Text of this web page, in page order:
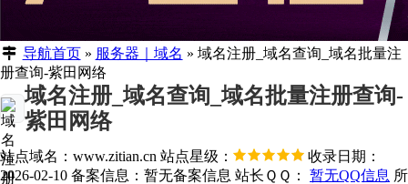
导航首页» 服务器｜域名 » 域名注册_域名查询_域名批量注
册查询-紫田网络
域名注册_域名查询_域名批量注册查询-
紫田网络
站点域名：www.zitian.cn 站点星级：
收录日期：
2026-02-10 备案信息： 暂无备案信息 站长ＱＱ： 暂无QQ信息 所